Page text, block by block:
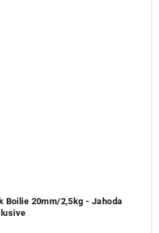
Boilie 20mm/2,5kg - Jahoda